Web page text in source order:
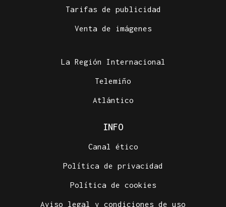
La mujer detenida en Coles por robos de más de
Tarifas de publicidad
Venta de imágenes
La Región Internacional
Telemiño
Atlántico
INFO
Canal ético
Política de privacidad
Política de cookies
Aviso legal y condiciones de uso